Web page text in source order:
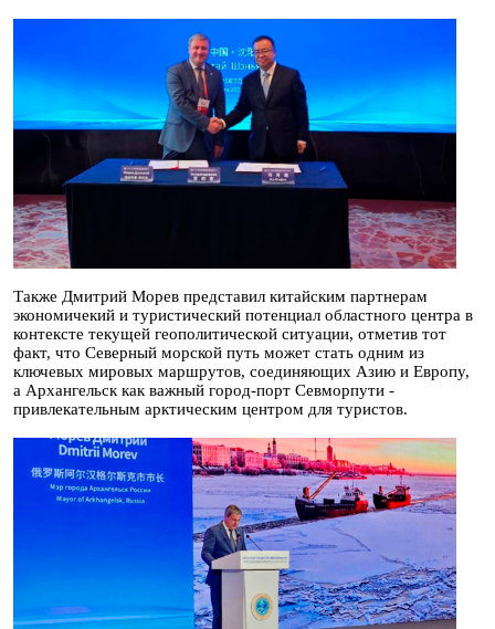
Также Дмитрий Морев представил китайским партнерам
экономичекий и туристический потенциал областного центра в
контексте текущей геополитической ситуации, отметив тот
факт, что Северный морской путь может стать одним из
ключевых мировых маршрутов, соединяющих Азию и Европу,
а Архангельск как важный город-порт Севморпути -
привлекательным арктическим центром для туристов.